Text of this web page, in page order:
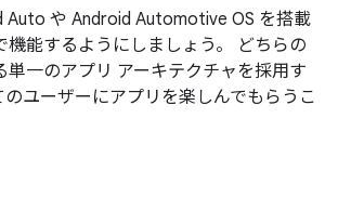
Auto や Android Automotive OS を搭載
機能するようにしましょう。 どちらの
単一のアプリ アーキテクチャを採用す
のユーザーにアプリを楽しんでもらうこ